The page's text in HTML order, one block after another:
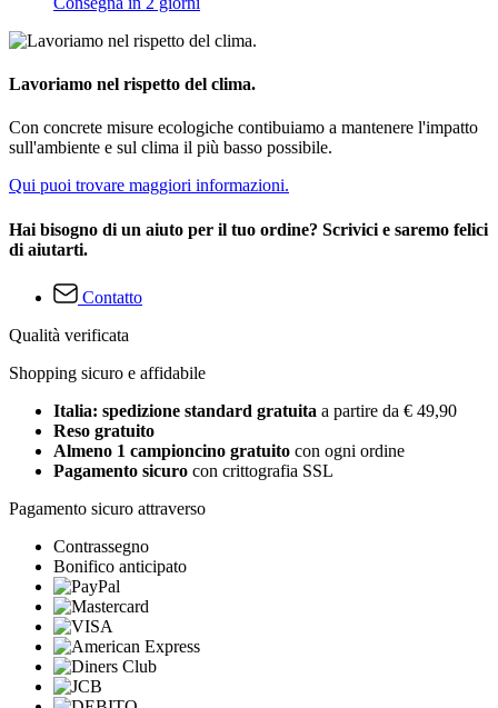
Lavoriamo nel rispetto del clima.
Con concrete misure ecologiche contibuiamo a mantenere l'impatto
sull'ambiente e sul clima il più basso possibile.
Qui puoi trovare maggiori informazioni.
Hai bisogno di un aiuto per il tuo ordine? Scrivici e saremo felici
di aiutarti.
Contatto
Qualità verificata
Shopping sicuro e affidabile
Italia: spedizione standard gratuita a partire da € 49,90
Reso gratuito
Almeno 1 campioncino gratuito con ogni ordine
Pagamento sicuro con crittografia SSL
Pagamento sicuro attraverso
Contrassegno
Bonifico anticipato